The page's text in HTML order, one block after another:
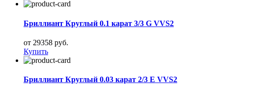
Бриллиант Круглый 0.1 карат 3/3 G VVS2
от 29358 руб.
Купить
Бриллиант Круглый 0.03 карат 2/3 E VVS2